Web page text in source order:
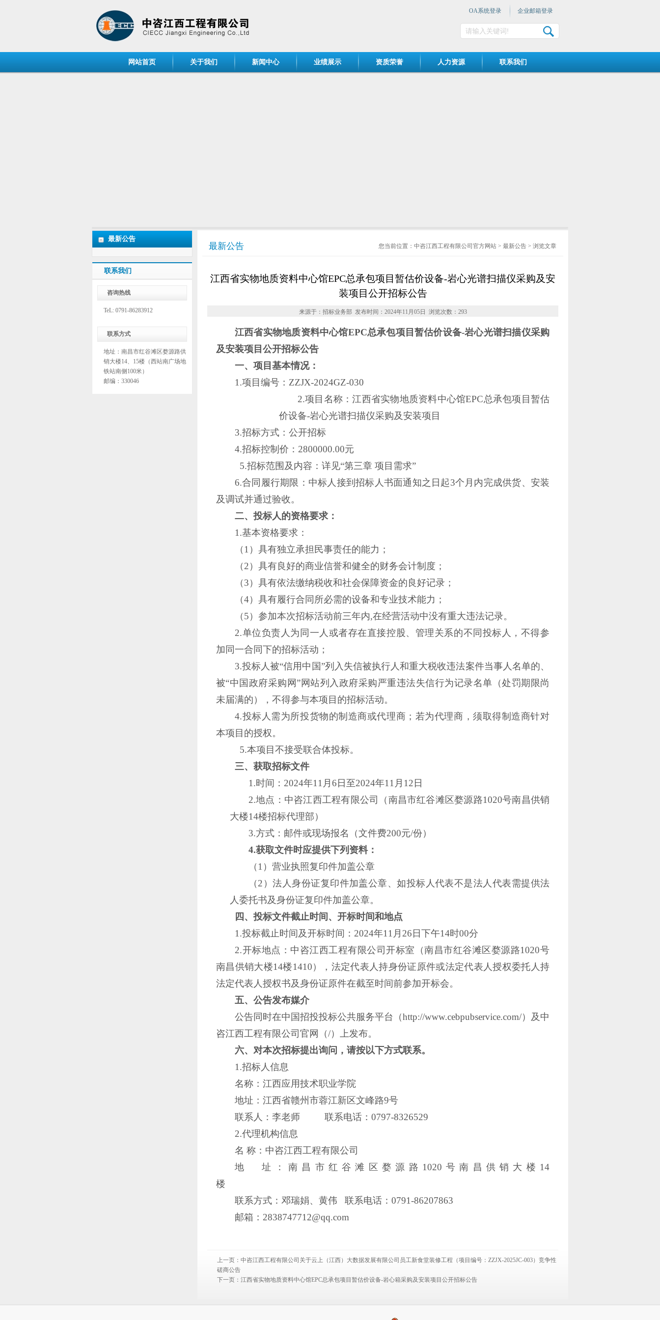
OA系统登录 企业邮箱登录
网站首页 关于我们 新闻中心 业绩展示 资质荣誉 人力资源 联系我们
最新公告
联系我们
咨询热线
TeL: 0791-86283912
联系方式
地址：南昌市红谷滩区婺源路供
销大楼14、15楼（西站南广场地
铁站南侧100米）
邮编：330046
您当前位置： 中咨江西工程有限公司官方网站 > 最新公告 > 浏览文章
最新公告
江西省实物地质资料中心馆EPC总承包项目暂估价设备-岩心光谱扫描仪采购及安
装项目公开招标公告
来源于：招标业务部 发布时间：2024年11月05日 浏览次数： 293
江西省实物地质资料中心馆EPC总承包项目暂估价设备-岩心光谱扫描仪采购
及安装项目 公开招标公告
一、项目基本情况：
1.项目编号： ZZJX-2024GZ-030
2.项目 名称：江西省实物地质资料中心馆EPC总承包项目暂估
价设备-岩心光谱扫描仪采购及安装项目
3.招标方式：公开招标
4.招标控制价： 2800000.00元
5.招标范围及内容：详见“第三章 项目需求”
6.合同履行期限：中标人接到招标人书面通知之日起3个月内完成供货、安装
及调试并通过验收。
二、投标人的资格要求：
1.基本资格要求：
（1）具有独立承担民事责任的能力；
（2）具有良好的商业信誉和健全的财务会计制度；
（3）具有依法缴纳税收和社会保障资金的良好记录；
（4）具有履行合同所必需的设备和专业技术能力；
（5）参加本次招标活动前三年内,在经营活动中没有重大违法记录。
2.单位负责人为同一人或者存在直接控股、管理关系的不同投标人，不得参
加同一合同下的招标活动；
3.投标人被“信用中国”列入失信被执行人和重大税收违法案件当事人名单的、
被“中国政府采购网”网站列入政府采购严重违法失信行为记录名单（处罚期限尚
未届满的），不得参与本项目的招标活动。
4.投标人需为所投货物的制造商或代理商；若为代理商，须取得制造商针对
本项目的授权。
5.本项目不接受联合体投标。
三、获取招标文件
1.时间：2024年11月 6 日至2024年11月1 2 日
2.地点： 中咨江西工程有限公司（南昌市红谷滩区婺源路1020号南昌供销
大楼14楼招标代理部）
3.方式：邮件或现场报名（文件费200元/份）
4.获取文件时应提供下列资料：
（1）营业执照复印件加盖公章
（2）法人身份证复印件加盖公章、如投标人代表不是法人代表需提供法
人委托书及身份证复印件加盖公章。
四、投标文件截止时间、开标时间和地点
1.投标截止时间及开标时间：2024年11月26 日下午14时00分
2.开标地点：中咨江西工程有限公司开标室（南昌市红谷滩区婺源路1020号
南昌供销大楼14楼1410），法定代表人持身份证原件或法定代表人授权委托人持
法定代表人授权书及身份证原件在截至时间前参加开标会。
五、公告发布媒介
公告同时在中国招投投标公共服务平台（http://www.cebpubservice.com/）及中
咨江西工程有限公司官网（/）
上发布。
六、对本次招标提出询问，请按以下方式联系。
1.招标人信息
名称：江西应用技术职业学院
地址：江西省赣州市蓉江新区文峰路9号
联系人：李老师
联系电话： 0797-8326529
2.代理机构信息
名 称：中咨江西工程有限公司
地 址：南昌市红谷滩区婺源路 1020号南昌供销大楼14
楼
联系方式：邓瑞娟、黄伟
联系电话： 0791-86207863
邮箱： 2838747712@qq.com
上一页： 中咨江西工程有限公司关于云上（江西）大数据发展有限公司员工新食堂装修工程（项目编号：ZZJX-2025JC-003）竞争性
磋商公告
下一页： 江西省实物地质资料中心馆EPC总承包项目暂估价设备-岩心箱采购及安装项目公开招标公告